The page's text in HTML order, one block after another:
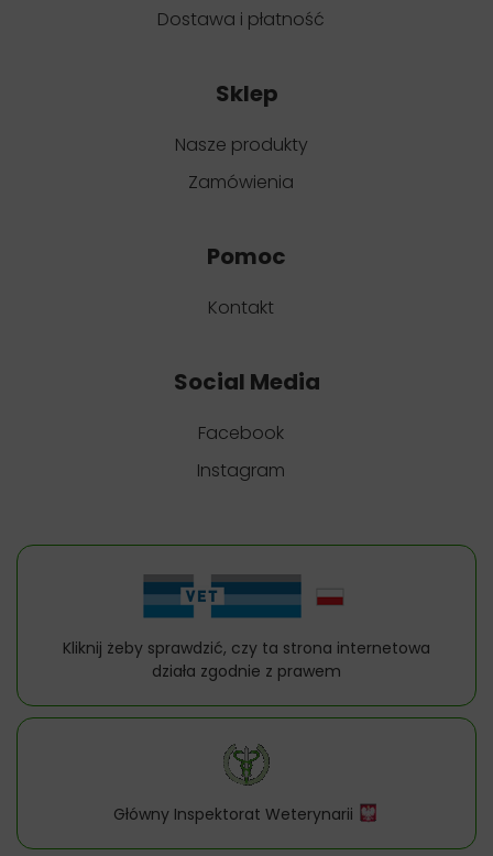
Dostawa i płatność
Sklep
Nasze produkty
Zamówienia
Pomoc
Kontakt
Social Media
Facebook
Instagram
Kliknij żeby sprawdzić, czy ta strona internetowa
działa zgodnie z prawem
Główny Inspektorat Weterynarii